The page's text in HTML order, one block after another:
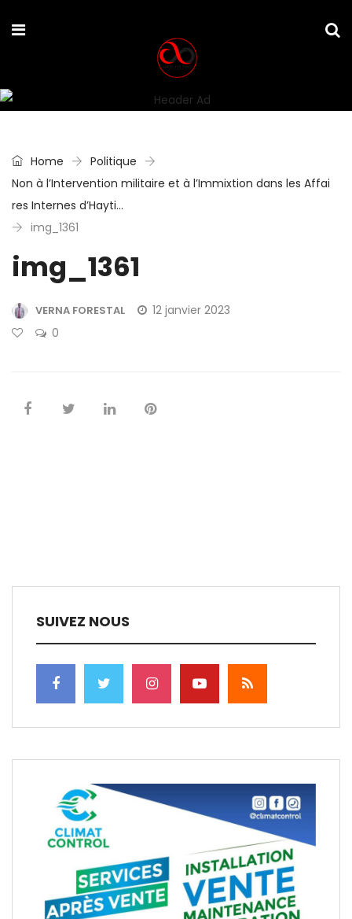
Home
Politique
Non à l’Intervention militaire et à l’Immixtion dans les Affai
res Internes d’Hayti…
img_1361
img_1361
VERNA FORESTAL
12 janvier 2023
0
SUIVEZ NOUS